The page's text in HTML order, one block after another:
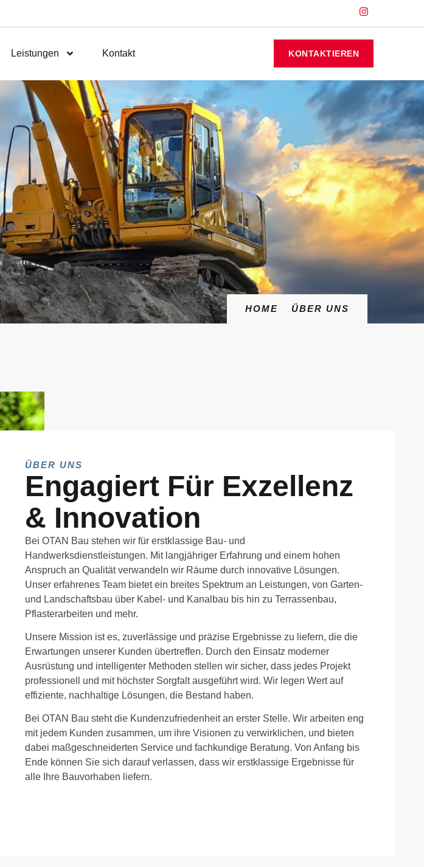
Leistungen Kontakt KONTAKTIEREN
HOME ÜBER UNS
ÜBER UNS
Engagiert Für Exzellenz
& Innovation
Bei OTAN Bau stehen wir für erstklassige Bau- und
Handwerksdienstleistungen. Mit langjähriger Erfahrung und einem hohen
Anspruch an Qualität verwandeln wir Räume durch innovative Lösungen.
Unser erfahrenes Team bietet ein breites Spektrum an Leistungen, von Garten-
und Landschaftsbau über Kabel- und Kanalbau bis hin zu Terrassenbau,
Pflasterarbeiten und mehr.
Unsere Mission ist es, zuverlässige und präzise Ergebnisse zu liefern, die die
Erwartungen unserer Kunden übertreffen. Durch den Einsatz moderner
Ausrüstung und intelligenter Methoden stellen wir sicher, dass jedes Projekt
professionell und mit höchster Sorgfalt ausgeführt wird. Wir legen Wert auf
effiziente, nachhaltige Lösungen, die Bestand haben.
Bei OTAN Bau steht die Kundenzufriedenheit an erster Stelle. Wir arbeiten eng
mit jedem Kunden zusammen, um ihre Visionen zu verwirklichen, und bieten
dabei maßgeschneiderten Service und fachkundige Beratung. Von Anfang bis
Ende können Sie sich darauf verlassen, dass wir erstklassige Ergebnisse für
alle Ihre Bauvorhaben liefern.